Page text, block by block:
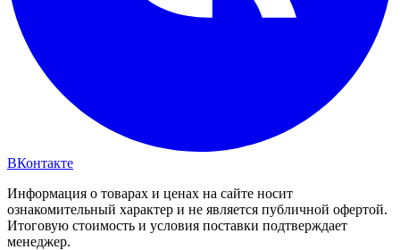
ВКонтакте
Информация о товарах и ценах на сайте носит
ознакомительный характер и не является публичной офертой.
Итоговую стоимость и условия поставки подтверждает
менеджер.